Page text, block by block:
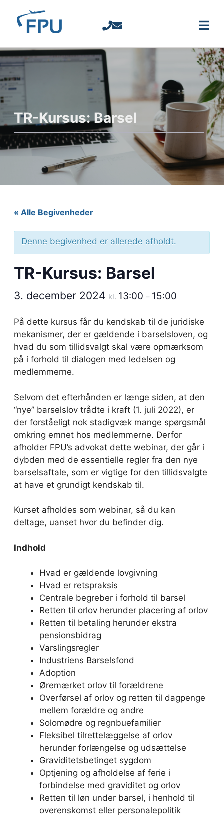
TR-Kursus: Barsel
« Alle Begivenheder
Denne begivenhed er allerede afholdt.
TR-Kursus: Barsel
3. december 2024 kl. 13:00 – 15:00
På dette kursus får du kendskab til de juridiske
mekanismer, der er gældende i barselsloven, og
hvad du som tillidsvalgt skal være opmærksom
på i forhold til dialogen med ledelsen og
medlemmerne.
Selvom det efterhånden er længe siden, at den
“nye” barselslov trådte i kraft (1. juli 2022), er
der forståeligt nok stadigvæk mange spørgsmål
omkring emnet hos medlemmerne. Derfor
afholder FPU’s advokat dette webinar, der går i
dybden med de essentielle regler fra den nye
barselsaftale, som er vigtige for den tillidsvalgte
at have et grundigt kendskab til.
Kurset afholdes som webinar, så du kan
deltage, uanset hvor du befinder dig.
Indhold
Hvad er gældende lovgivning
Hvad er retspraksis
Centrale begreber i forhold til barsel
Retten til orlov herunder placering af orlov
Retten til betaling herunder ekstra
pensionsbidrag
Varslingsregler
Industriens Barselsfond
Adoption
Øremærket orlov til forældrene
Overførsel af orlov og retten til dagpenge
mellem forældre og andre
Solomødre og regnbuefamilier
Fleksibel tilrettelæggelse af orlov
herunder forlængelse og udsættelse
Graviditetsbetinget sygdom
Optjening og afholdelse af ferie i
forbindelse med graviditet og orlov
Retten til løn under barsel, i henhold til
overenskomst eller personalepolitik